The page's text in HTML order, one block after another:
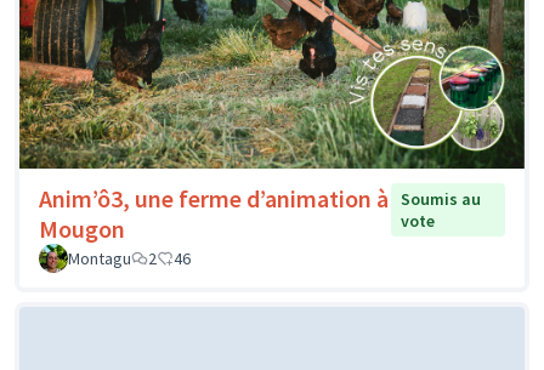
Anim’ô3, une ferme d’animation à
Mougon
Soumis au
vote
Montagu
2 46